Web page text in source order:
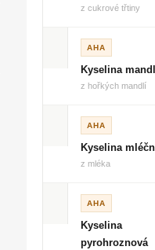
z cukrové třtiny
AHA
Kyselina
z hořkých mandlí
AHA
Kyselina
z mléka
AHA
Kyselina
pyrohroznová